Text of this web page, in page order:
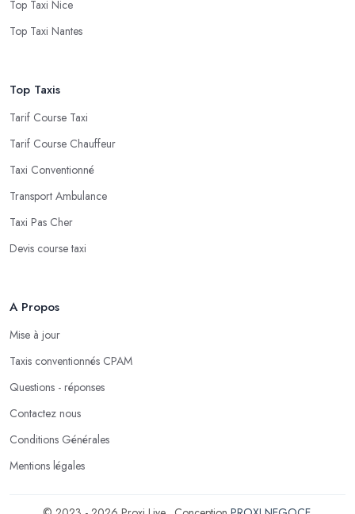
Top Taxi Nice
Top Taxi Nantes
Top Taxis
Tarif Course Taxi
Tarif Course Chauffeur
Taxi Conventionné
Transport Ambulance
Taxi Pas Cher
Devis course taxi
A Propos
Mise à jour
Taxis conventionnés CPAM
Questions - réponses
Contactez nous
Conditions Générales
Mentions légales